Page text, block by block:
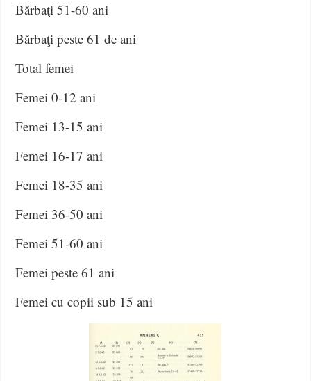
Bărbaţi 51-60 ani
Bărbaţi peste 61 de ani
Total femei
Femei 0-12 ani
Femei 13-15 ani
Femei 16-17 ani
Femei 18-35 ani
Femei 36-50 ani
Femei 51-60 ani
Femei peste 61 ani
Femei cu copii sub 15 ani